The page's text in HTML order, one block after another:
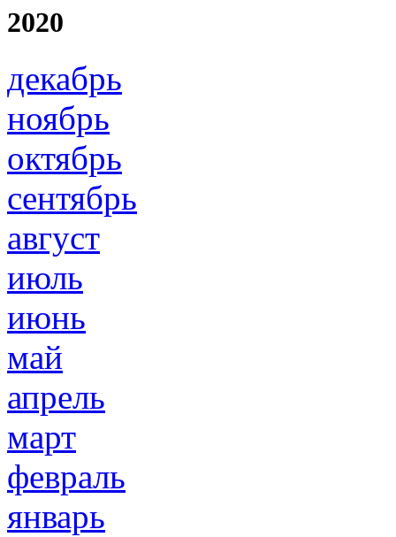
2020
декабрь
ноябрь
октябрь
сентябрь
август
июль
июнь
май
апрель
март
февраль
январь